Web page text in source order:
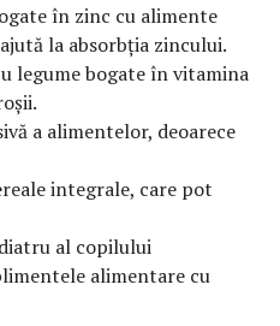
în zinc cu alimente
la absorbția zincului.
legume bogate în vitamina
a alimentelor, deoarece
integrale, care pot
al copilului
alimentare cu